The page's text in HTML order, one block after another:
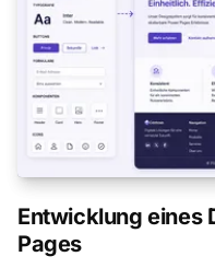
Entwicklung eines
Pages